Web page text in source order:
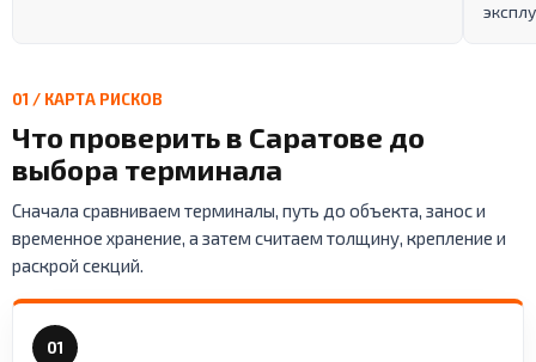
01 / КАРТА РИСКОВ
Что проверить в Саратове до
выбора терминала
Сначала сравниваем терминалы, путь до объекта, занос и
временное хранение, а затем считаем толщину, крепление и
раскрой секций.
01